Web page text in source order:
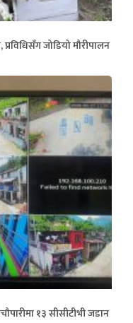
जोडियो मौरीपालन
१३ सीसीटीभी जडान